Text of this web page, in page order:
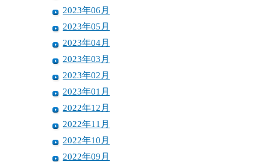
2023年06月
2023年05月
2023年04月
2023年03月
2023年02月
2023年01月
2022年12月
2022年11月
2022年10月
2022年09月